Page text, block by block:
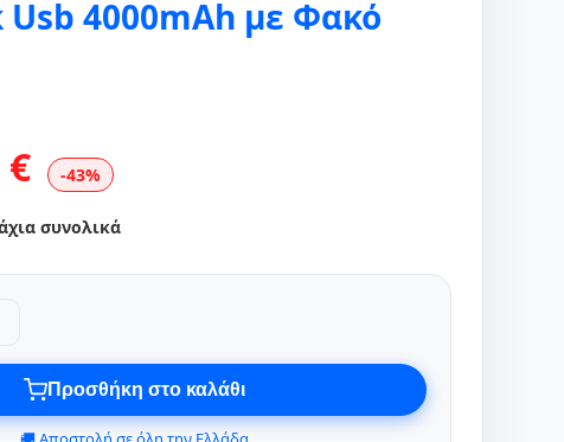
4000mAh με Φακό
€ -43%
συνολικά
Προσθήκη στο καλάθι